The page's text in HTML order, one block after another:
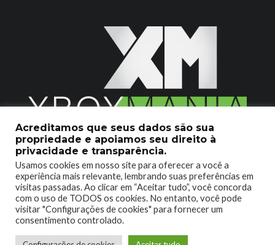
2020 © Xboxmania. Todos os Direitos Reservados.
SOBRE O XBOX MANIA CONTATO
ENCONTROU UM PROBLEMA?
Acreditamos que seus dados são sua
propriedade e apoiamos seu direito à
privacidade e transparência.
Usamos cookies em nosso site para oferecer a você a
experiência mais relevante, lembrando suas preferências em
visitas passadas. Ao clicar em “Aceitar tudo”, você concorda
com o uso de TODOS os cookies. No entanto, você pode
visitar "Configurações de cookies" para fornecer um
consentimento controlado.